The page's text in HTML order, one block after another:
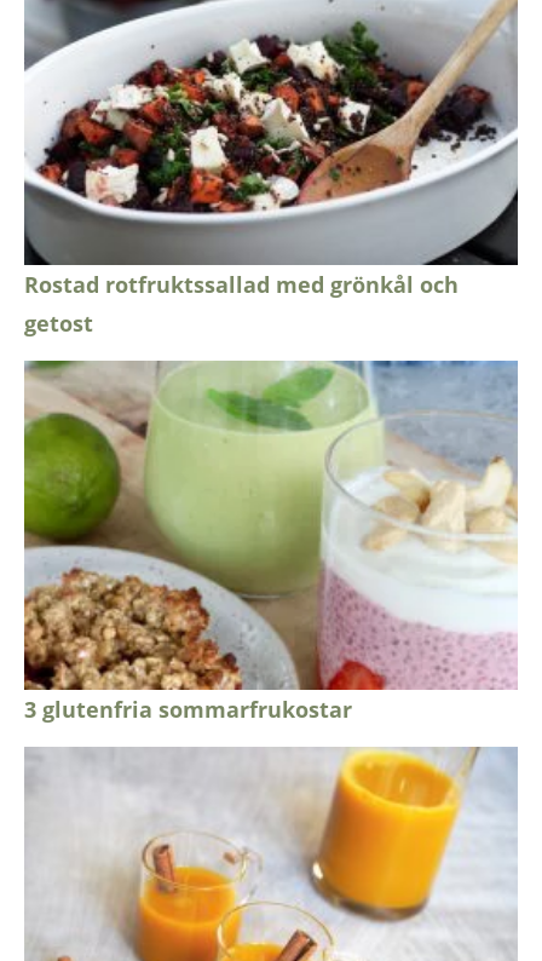
Rostad rotfruktssallad med grönkål och
getost
3 glutenfria sommarfrukostar